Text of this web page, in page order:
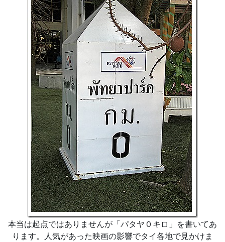
本当は起点ではありませんが「パタヤ０キロ」を書いてあ
ります。人気があった映画の影響でタイ各地で見かけま